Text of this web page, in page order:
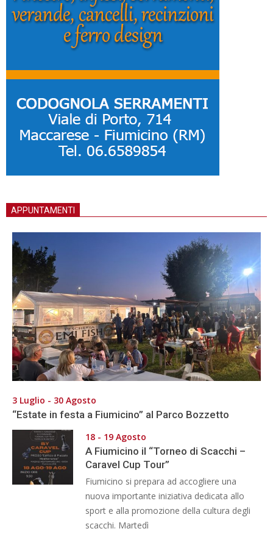
APPUNTAMENTI
3 Luglio - 30 Agosto
“Estate in festa a Fiumicino” al Parco Bozzetto
18 - 19 Agosto
A Fiumicino il “Torneo di Scacchi –
Caravel Cup Tour”
Fiumicino si prepara ad accogliere una
nuova importante iniziativa dedicata allo
sport e alla promozione della cultura degli
scacchi. Martedì